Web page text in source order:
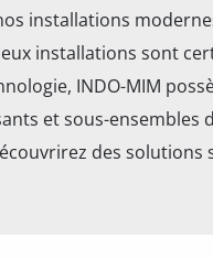
installations
installations sont
INDO-MIM
et sous-ensembles
des